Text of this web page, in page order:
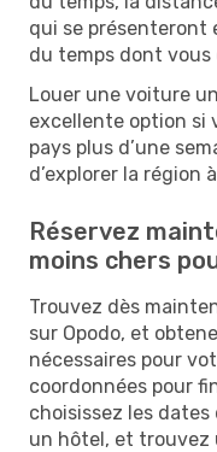
qui se
du temps dont vous
Louer une voiture
excellente option si
pays plus d’une
d’explorer la région
Réservez
moins chers
Trouvez dès
sur Opodo, et
nécessaires pour
coordonnées pour
choisissez les
un hôtel, et trouvez